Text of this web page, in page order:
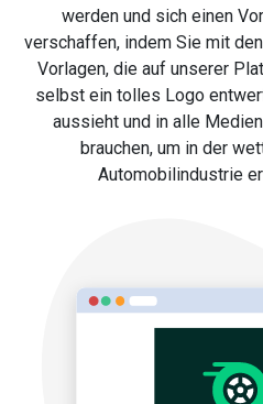
werden und sich einen
verschaffen, indem Sie mit
Vorlagen, die auf unserer
selbst ein tolles Logo
aussieht und in alle
brauchen, um in der
Automobilindustrie